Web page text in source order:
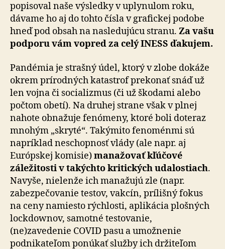
popisoval naše výsledky v uplynulom roku,
dávame ho aj do tohto čísla v grafickej podobe
hneď pod obsah na nasledujúcu stranu. Za vašu
podporu vám vopred za celý INESS ďakujem.
Pandémia je strašný údel, ktorý v zlobe dokáže
okrem prírodných katastrof prekonať snáď už
len vojna či socializmus (či už škodami alebo
počtom obetí). Na druhej strane však v plnej
nahote obnažuje fenómeny, ktoré boli doteraz
mnohým „skryté“. Takýmito fenoménmi sú
napríklad neschopnosť vlády (ale napr. aj
Európskej komisie)manažovať kľúčové
záležitosti v takýchto kritických udalostiach.
Navyše, nielenže ich manažujú zle (napr.
zabezpečovanie testov, vakcín, prílišný fokus
na ceny namiesto rýchlosti, aplikácia plošných
lockdownov, samotné testovanie,
(ne)zavedenie COVID pasu a umožnenie
podnikateľom ponúkať služby ich držiteľom